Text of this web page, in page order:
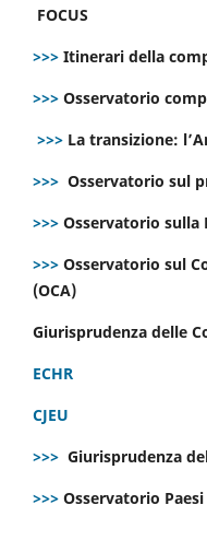
FOCUS
>>> Itinerari della
>>> Osservatorio
>>> La transizione:
>>> Osservatorio sul
>>> Osservatorio sulla
>>> Osservatorio sul
(OCA)
Giurisprudenza delle
ECHR
CJEU
>>> Giurisprudenza
>>> Osservatorio